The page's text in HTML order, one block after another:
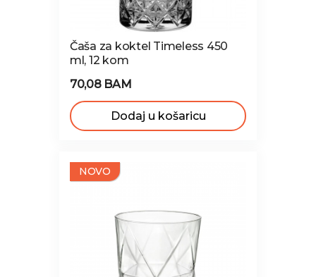
Čaša za koktel Timeless 450
ml, 12 kom
70,08 BAM
Dodaj u košaricu
NOVO